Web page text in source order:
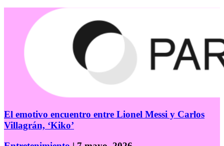
El emotivo encuentro entre Lionel Messi y Carlos
Villagrán, ‘Kiko’